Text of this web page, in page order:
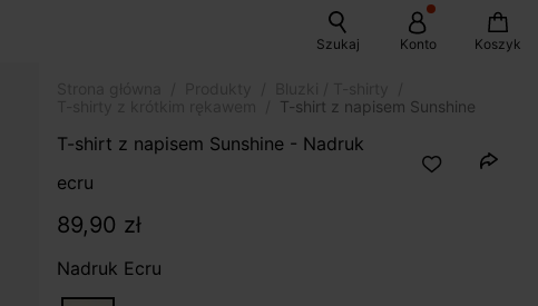
Szukaj Konto Koszyk
T-shirt z napisem Sunshine
T-shirt z napisem Sunshine - Nadruk
ecru
89,90 zł
Nadruk Ecru